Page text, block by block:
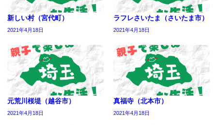
新しい村（宮代町）
2021年4月18日
ラフレさいたま（さいたま市）
2021年4月18日
元荒川桜堤（越谷市）
2021年4月18日
真福寺（北本市）
2021年4月18日